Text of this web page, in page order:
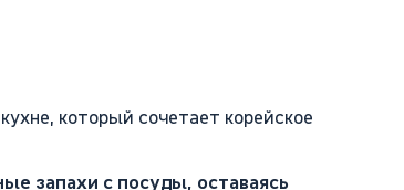
который сочетает корейское
запахи с посуды, оставаясь